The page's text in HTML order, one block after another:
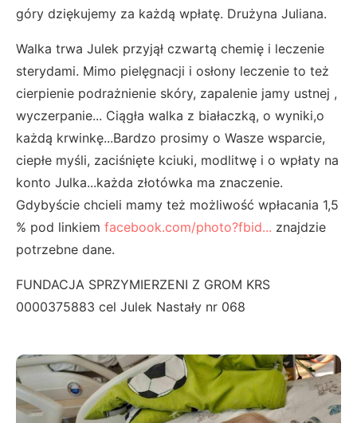
góry dziękujemy za każdą wpłatę. Drużyna Juliana.
Walka trwa Julek przyjął czwartą chemię i leczenie
sterydami. Mimo pielęgnacji i osłony leczenie to też
cierpienie podrażnienie skóry, zapalenie jamy ustnej ,
wyczerpanie... Ciągła walka z białaczką, o wyniki,o
każdą krwinkę...Bardzo prosimy o Wasze wsparcie,
ciepłe myśli, zaciśnięte kciuki, modlitwę i o wpłaty na
konto Julka...każda złotówka ma znaczenie.
Gdybyście chcieli mamy też możliwość wpłacania 1,5
% pod linkiem facebook.com/photo?fbid... znajdzie
potrzebne dane.
FUNDACJA SPRZYMIERZENI Z GROM KRS
0000375883 cel Julek Nastały nr 068